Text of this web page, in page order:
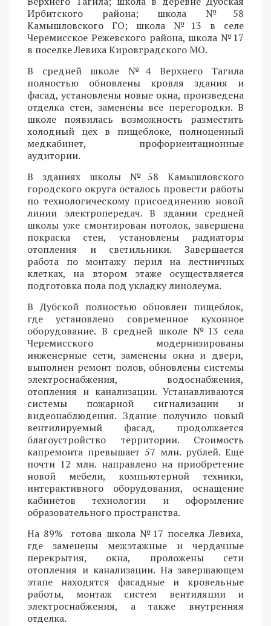
Ирбитского района; школа №58
Камышловского ГО; школа №13 в селе
Черемисское Режевского района, школа №17
в поселке Левиха Кировградского МО.
В средней школе №4 Верхнего Тагила
полностью обновлены кровля здания и
фасад, установлены новые окна, произведена
отделка стен, заменены все перегородки. В
школе появилась возможность разместить
холодный цех в пищеблоке, полноценный
медкабинет, профориентационные
аудитории.
В зданиях школы №58 Камышловского
городского округа осталось провести работы
по технологическому присоединению новой
линии электропередач. В здании средней
школы уже смонтирован потолок, завершена
покраска стен, установлены радиаторы
отопления и светильники. Завершается
работа по монтажу перил на лестничных
клетках, на втором этаже осуществляется
подготовка пола под укладку линолеума.
В Дубской полностью обновлен пищеблок,
где установлено современное кухонное
оборудование. В средней школе №13 села
Черемисского модернизированы
инженерные сети, заменены окна и двери,
выполнен ремонт полов, обновлены системы
электроснабжения, водоснабжения,
отопления и канализации. Устанавливаются
системы пожарной сигнализации и
видеонаблюдения. Здание получило новый
вентилируемый фасад, продолжается
благоустройство территории. Стоимость
капремонта превышает 57 млн. рублей. Еще
почти 12 млн. направлено на приобретение
новой мебели, компьютерной техники,
интерактивного оборудования, оснащение
кабинетов технологии и оформление
образовательного пространства.
На 89% готова школа №17 поселка Левиха,
где заменены межэтажные и чердачные
перекрытия, окна, проложены сети
отопления и канализации. На завершающем
этапе находятся фасадные и кровельные
работы, монтаж систем вентиляции и
электроснабжения, а также внутренняя
отделка.